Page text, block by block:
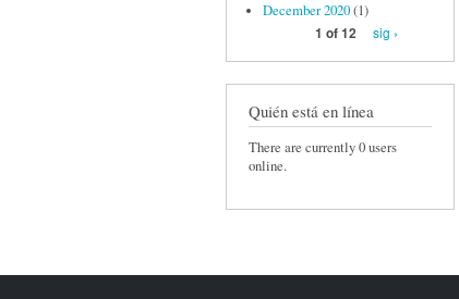
December 2020(1)
1 of 12
sig ›
Quién está en línea
There are currently 0 users
online.